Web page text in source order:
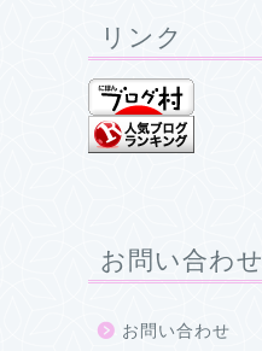
リンク
お問い合わせ
お問い合わせ